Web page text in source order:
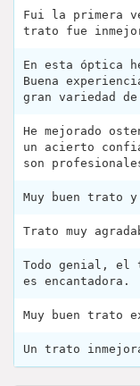
Fui la primera
trato fue
En esta óptica
Buena
gran variedad
He mejorado
un acierto
son
Muy buen trato y
Trato muy
Todo genial, el
es encantadora.
Muy buen trato
Un trato